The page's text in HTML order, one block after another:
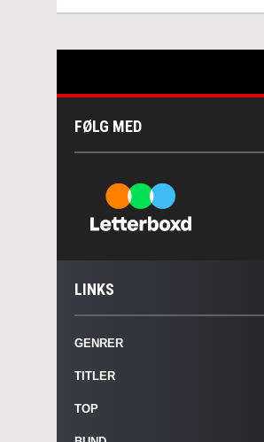
FØLG MED
LINKS
GENRER
TITLER
TOP